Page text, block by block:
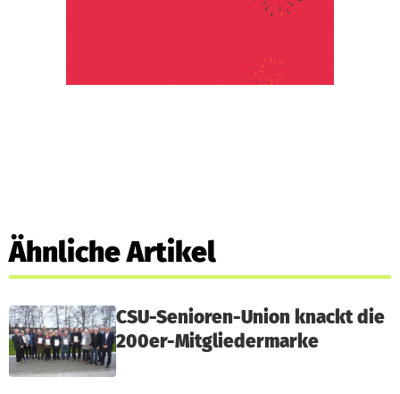
Ähnliche Artikel
CSU-Senioren-Union knackt die
200er-Mitgliedermarke